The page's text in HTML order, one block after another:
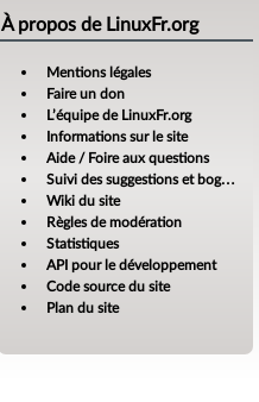
À propos de LinuxFr.org
Mentions légales
Faire un don
L’équipe de LinuxFr.org
Informations sur le site
Aide / Foire aux questions
Suivi des suggestions et bogues
Wiki du site
Règles de modération
Statistiques
API pour le développement
Code source du site
Plan du site